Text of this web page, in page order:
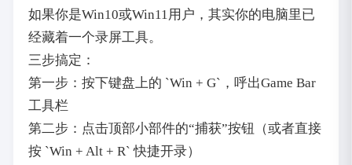
如果你是Win10或Win11用户，其实你的电脑里已
经藏着一个录屏工具。
三步搞定：
第一步：按下键盘上的 `Win + G`，呼出Game Bar
工具栏
第二步：点击顶部小部件的“捕获”按钮（或者直接
按 `Win + Alt + R` 快捷开录）